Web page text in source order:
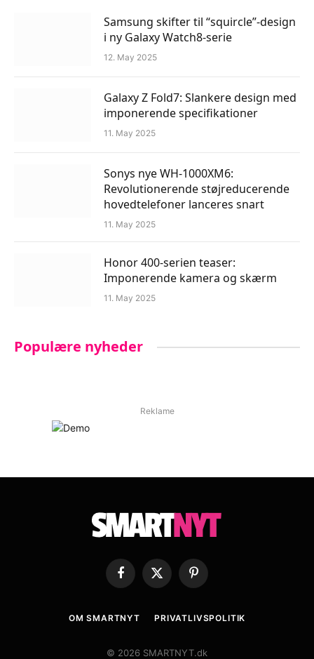
Samsung skifter til “squircle”-design
i ny Galaxy Watch8-serie
12. May 2025
Galaxy Z Fold7: Slankere design med
imponerende specifikationer
11. May 2025
Sonys nye WH-1000XM6:
Revolutionerende støjreducerende
hovedtelefoner lanceres snart
11. May 2025
Honor 400-serien teaser:
Imponerende kamera og skærm
11. May 2025
Populære nyheder
Reklame
Facebook
X
Pinterest
OM SMARTNYT PRIVATLIVSPOLITIK
© 2026 SMARTNYT.dk